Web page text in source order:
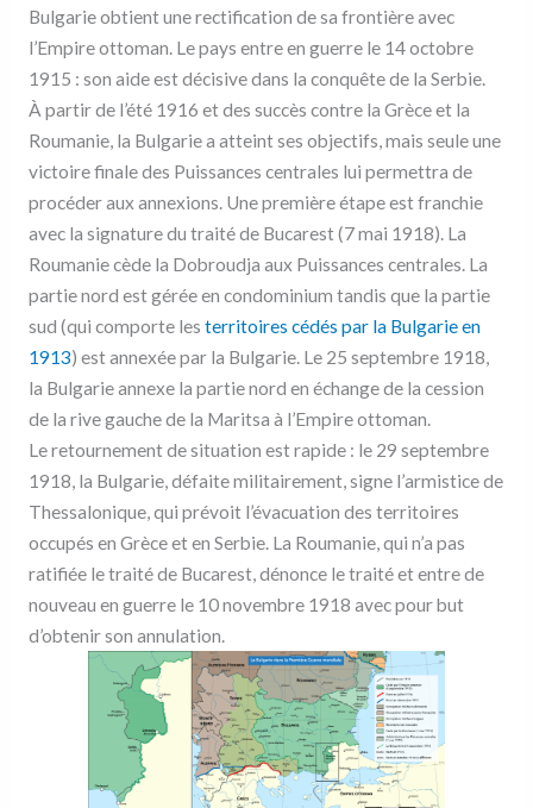
Bulgarie obtient une rectification de sa frontière avec
l’Empire ottoman. Le pays entre en guerre le 14 octobre
1915 : son aide est décisive dans la conquête de la Serbie.
À partir de l’été 1916 et des succès contre la Grèce et la
Roumanie, la Bulgarie a atteint ses objectifs, mais seule une
victoire finale des Puissances centrales lui permettra de
procéder aux annexions. Une première étape est franchie
avec la signature du traité de Bucarest (7 mai 1918). La
Roumanie cède la Dobroudja aux Puissances centrales. La
partie nord est gérée en condominium tandis que la partie
sud (qui comporte les territoires cédés par la Bulgarie en
1913) est annexée par la Bulgarie. Le 25 septembre 1918,
la Bulgarie annexe la partie nord en échange de la cession
de la rive gauche de la Maritsa à l’Empire ottoman.
Le retournement de situation est rapide : le 29 septembre
1918, la Bulgarie, défaite militairement, signe l’armistice de
Thessalonique, qui prévoit l’évacuation des territoires
occupés en Grèce et en Serbie. La Roumanie, qui n’a pas
ratifiée le traité de Bucarest, dénonce le traité et entre de
nouveau en guerre le 10 novembre 1918 avec pour but
d’obtenir son annulation.